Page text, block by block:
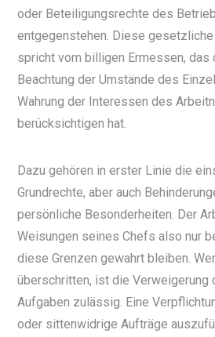
oder Beteiligungsrechte des
entgegenstehen. Diese gesetzliche
spricht vom billigen Ermessen, das
Beachtung der Umstände des
Wahrung der Interessen des
berücksichtigen hat.
Dazu gehören in erster Linie die
Grundrechte, aber auch
persönliche Besonderheiten. Der
Weisungen seines Chefs also nur
diese Grenzen gewahrt bleiben.
überschritten, ist die Verweigerung
Aufgaben zulässig. Eine
oder sittenwidrige Aufträge